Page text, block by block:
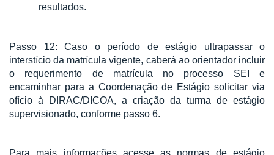
resultados.
Passo 12: Caso o período de estágio ultrapassar o
interstício da matrícula vigente, caberá ao orientador incluir
o requerimento de matrícula no processo SEI e
encaminhar para a Coordenação de Estágio solicitar via
ofício à DIRAC/DICOA, a criação da turma de estágio
supervisionado, conforme passo 6.
Para mais informações acesse as normas de estágio